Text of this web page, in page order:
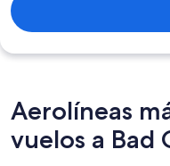
Aerolíneas
vuelos a Bad